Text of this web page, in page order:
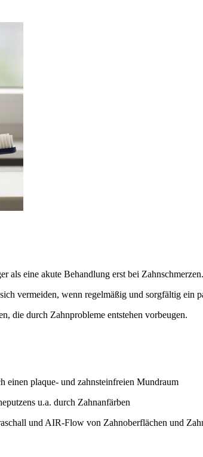
als eine akute Behandlung erst bei Zahnschmerzen.
vermeiden, wenn regelmäßig und sorgfältig
die durch Zahnprobleme entstehen vorbeugen.
einen plaque- und zahnsteinfreien Mundraum
u.a. durch Zahnanfärben
und AIR-Flow von Zahnoberflächen und